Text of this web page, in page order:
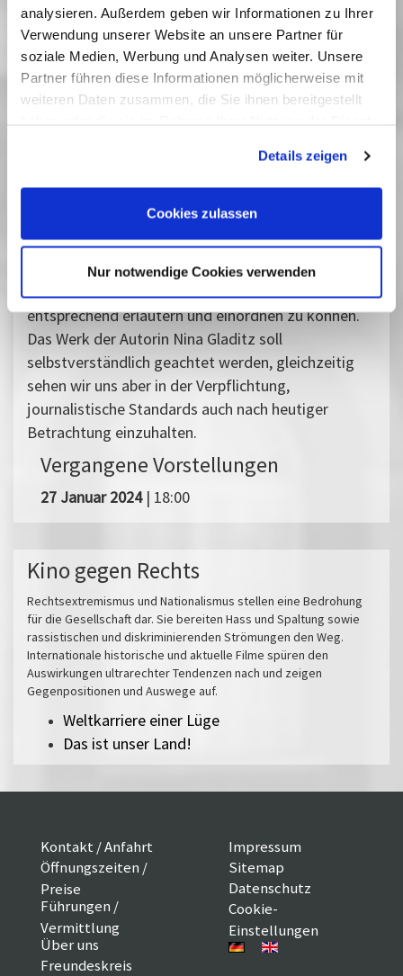
analysieren. Außerdem geben wir Informationen zu Ihrer
Verwendung unserer Website an unsere Partner für
soziale Medien, Werbung und Analysen weiter. Unsere
Partner führen diese Informationen möglicherweise mit
weiteren Daten zusammen, die Sie ihnen bereitgestellt
Cookies, wenn Sie unsere Webseite weiterhin nutzen.
Details zeigen
Cookies zulassen
Nur notwendige Cookies verwenden
1982 und eingehender Prüfung der dazu
archivierten Akten sehen wir die Bedeutung des
Films für die wissenschaftliche und gesellschaftliche
Aufarbeitung der Ausgrenzung und Ermordung von
Sinti und Roma während des Nationalsozialismus.
bestimmten Zwecken freizugeben. Diese Freigabe,
wenn eine entsprechende redaktionelle Einordnung
gewährleistet ist. Diese ist wichtig, um die
Hintergründe der Entstehung der Dokumentation
und der juristischen Auseinandersetzung
entsprechend erläutern und einordnen zu können.
Das Werk der Autorin Nina Gladitz soll
selbstverständlich geachtet werden, gleichzeitig
sehen wir uns aber in der Verpflichtung,
journalistische Standards auch nach heutiger
Betrachtung einzuhalten.
Vergangene Vorstellungen
27 Januar 2024| 18:00
Kino gegen Rechts
Rechtsextremismus und Nationalismus stellen eine Bedrohung
für die Gesellschaft dar. Sie bereiten Hass und Spaltung sowie
rassistischen und diskriminierenden Strömungen den Weg.
Internationale historische und aktuelle Filme spüren den
Auswirkungen ultrarechter Tendenzen nach und zeigen
Gegenpositionen und Auswege auf.
Weltkarriere einer Lüge
Das ist unser Land!
Kontakt / Anfahrt
Öffnungszeiten /
Preise
Führungen /
Vermittlung
Über uns
Freundeskreis
Impressum
Sitemap
Datenschutz
Cookie-
Einstellungen